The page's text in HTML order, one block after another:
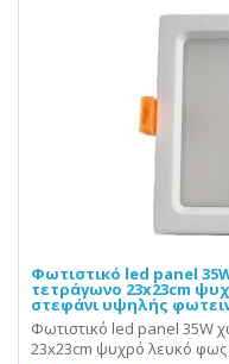
Φωτιστικό led panel
τετράγωνο 23x23cm
στεφάνι υψηλής
Φωτιστικό led panel 35W
23x23cm ψυχρό λευκό